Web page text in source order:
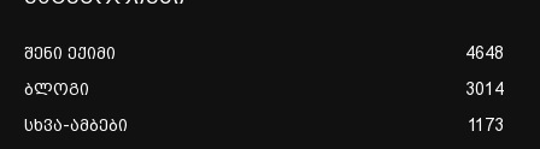
შენი ექიმი
4648
ბლოგი
3014
სხვა-ამბები
1173